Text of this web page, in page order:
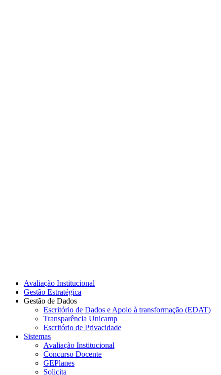
Avaliação Institucional
Gestão Estratégica
Gestão de Dados
Escritório de Dados e Apoio à transformação (EDAT)
Transparência Unicamp
Escritório de Privacidade
Sistemas
Avaliação Institucional
Concurso Docente
GEPlanes
Solicita